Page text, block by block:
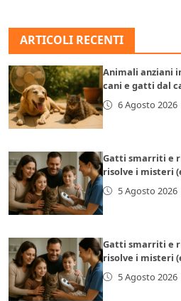
ARTICOLI RECENTI
Animali anziani
cani e gatti dal
6 Agosto 2026
Gatti smarriti e
risolve i misteri
5 Agosto 2026
Gatti smarriti e
risolve i misteri
5 Agosto 2026